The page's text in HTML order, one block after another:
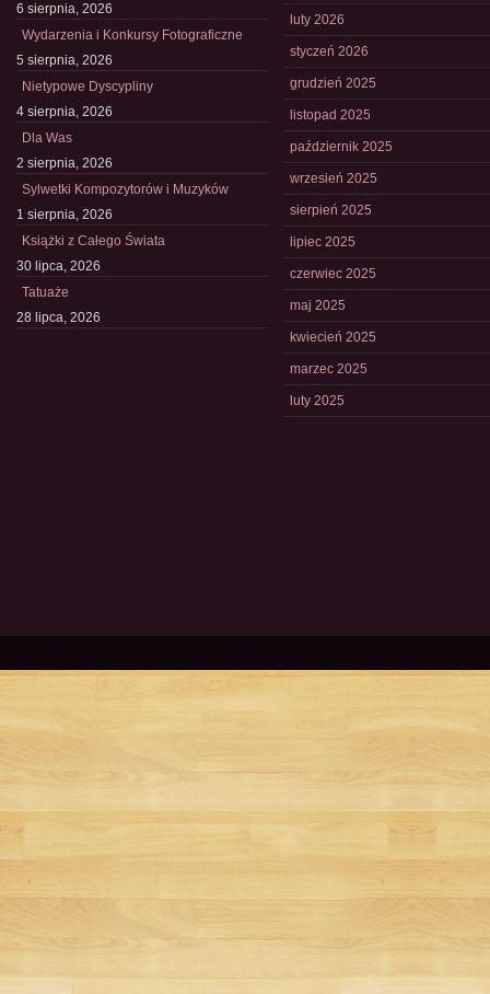
6 sierpnia, 2026
Wydarzenia i Konkursy Fotograficzne
5 sierpnia, 2026
Nietypowe Dyscypliny
4 sierpnia, 2026
Dla Was
2 sierpnia, 2026
Sylwetki Kompozytorów i Muzyków
1 sierpnia, 2026
Książki z Całego Świata
30 lipca, 2026
Tatuaże
28 lipca, 2026
luty 2026
styczeń 2026
grudzień 2025
listopad 2025
październik 2025
wrzesień 2025
sierpień 2025
lipiec 2025
czerwiec 2025
maj 2025
kwiecień 2025
marzec 2025
luty 2025